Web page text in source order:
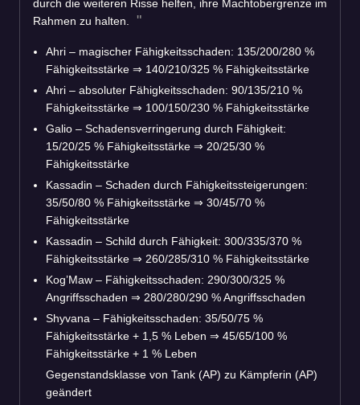
durch die weiteren Risse helfen, ihre Machtobergrenze im
Rahmen zu halten.
Ahri – magischer Fähigkeitsschaden: 135/200/280 %
Fähigkeitsstärke ⇒ 140/210/325 % Fähigkeitsstärke
Ahri – absoluter Fähigkeitsschaden: 90/135/210 %
Fähigkeitsstärke ⇒ 100/150/230 % Fähigkeitsstärke
Galio – Schadensverringerung durch Fähigkeit:
15/20/25 % Fähigkeitsstärke ⇒ 20/25/30 %
Fähigkeitsstärke
Kassadin – Schaden durch Fähigkeitssteigerungen:
35/50/80 % Fähigkeitsstärke ⇒ 30/45/70 %
Fähigkeitsstärke
Kassadin – Schild durch Fähigkeit: 300/335/370 %
Fähigkeitsstärke ⇒ 260/285/310 % Fähigkeitsstärke
Kog’Maw – Fähigkeitsschaden: 290/300/325 %
Angriffsschaden ⇒ 280/280/290 % Angriffsschaden
Shyvana – Fähigkeitsschaden: 35/50/75 %
Fähigkeitsstärke + 1,5 % Leben ⇒ 45/65/100 %
Fähigkeitsstärke + 1 % Leben
Gegenstandsklasse von Tank (AP) zu Kämpferin (AP)
geändert